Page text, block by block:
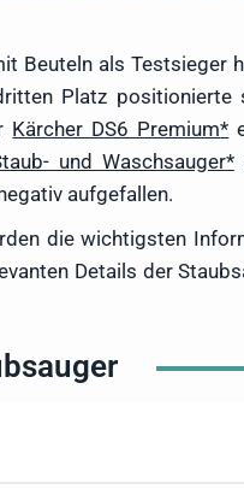
Beuteln als Testsieger
Platz positionierte
Kärcher DS6 Premium
und Waschsauger
aufgefallen.
die wichtigsten
Details der